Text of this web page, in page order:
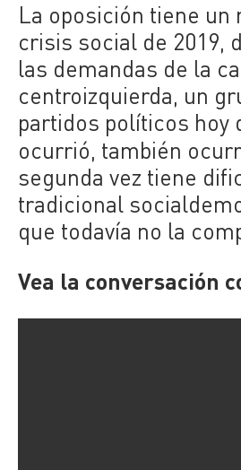
La oposición tiene
crisis social de 2019,
las demandas de la
centroizquierda, un
partidos políticos hoy
ocurrió, también
segunda vez tiene
tradicional
que todavía no la
Vea la conversación